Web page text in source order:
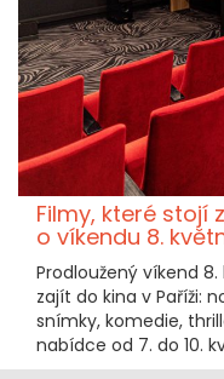
Filmy, které stojí
o víkendu 8.
Prodloužený víkend
zajít do kina v Paříži:
snímky, komedie,
nabídce od 7. do 10.